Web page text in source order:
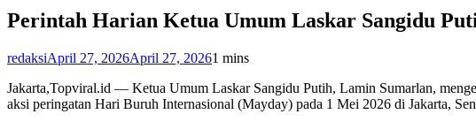
Perintah Harian Ketua Umum Laskar Sangidu
redaksiApril 27, 2026April 27, 20261 mins
Jakarta,Topviral.id — Ketua Umum Laskar Sangidu Putih, Lamin Sumarlan,
aksi peringatan Hari Buruh Internasional (Mayday) pada 1 Mei 2026 di Jakarta,